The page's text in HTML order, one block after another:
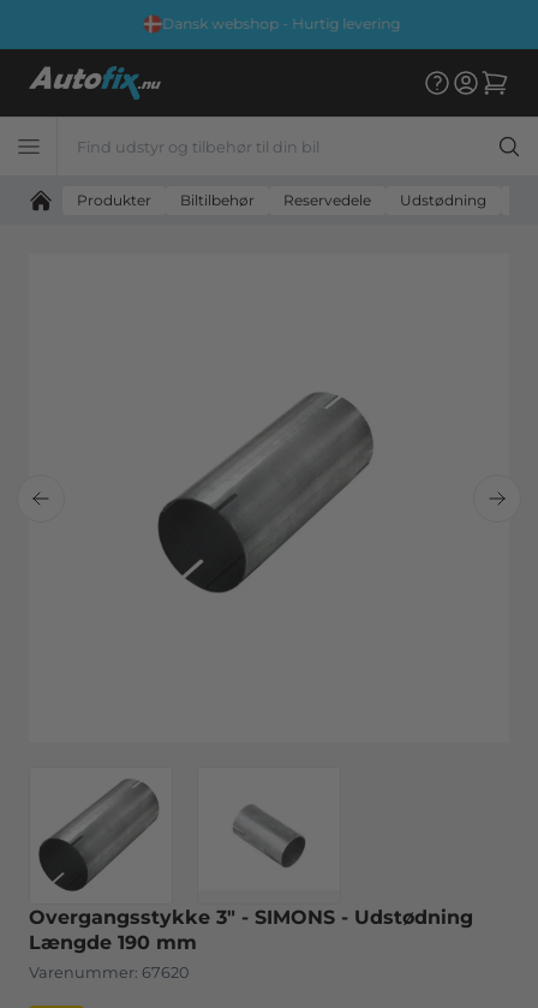
Dansk webshop - Hurtig levering
Produkter Biltilbehør Reservedele Udstødning
Overgangsstykke 3" - SIMONS - Udstødning
Længde 190 mm
Varenummer: 67620